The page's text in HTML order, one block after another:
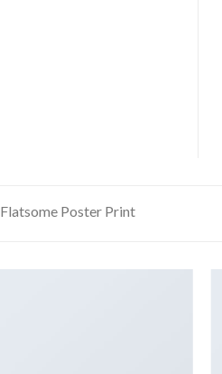
Flatsome Poster Print